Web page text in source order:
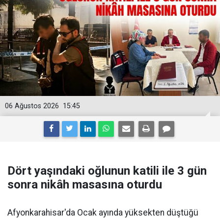
15:45
06 Ağustos 2026
Dört yaşındaki oğlunun katili ile 3 gün
sonra nikâh masasına oturdu
Afyonkarahisar'da Ocak ayında yüksekten düştüğü